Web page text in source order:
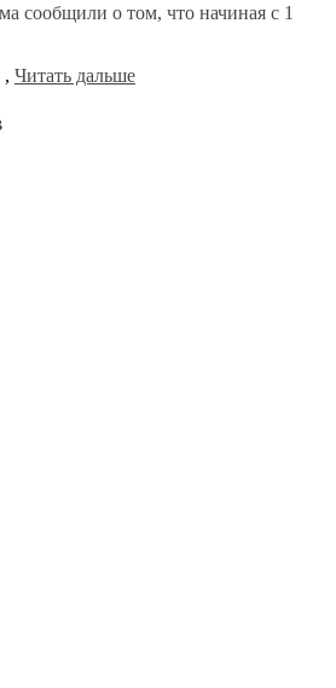
сообщили о том, что начиная с 1
, Читать дальше